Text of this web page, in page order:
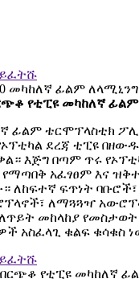
የቲፒዩ መካከለኛ ፊልም
ፊልም ቴርሞፕላስቲክ
ደረጃ ቲፒዩ
እጅግ በጣም ጥሩ
አፈፃፀም እና
ለከፍተኛ ፍጥነት
ለማጓጓዣ
መከላከያ የመስታወት
አስፈላጊ ቁልፍ ቁሳቁስ